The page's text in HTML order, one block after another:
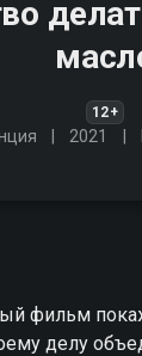
12+
2021
фильм
делу